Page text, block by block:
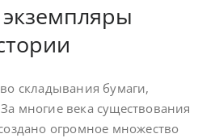
складывания бумаги,
многие века существования
огромное множество